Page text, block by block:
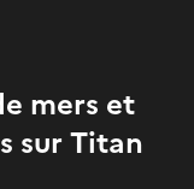
mers et
sur Titan